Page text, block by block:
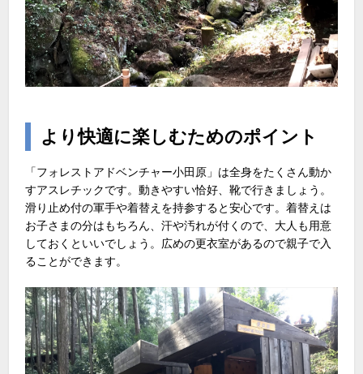
より快適に楽しむためのポイント
「フォレストアドベンチャー小田原」は全身をたくさん動か
すアスレチックです。動きやすい恰好、靴で行きましょう。
滑り止め付の軍手や着替えを持参すると安心です。着替えは
お子さまの分はもちろん、汗や汚れが付くので、大人も用意
しておくといいでしょう。広めの更衣室があるので親子で入
ることができます。